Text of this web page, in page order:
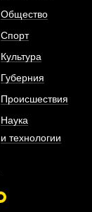
Общество
Спорт
Культура
Губерния
Происшествия
Наука
и технологии